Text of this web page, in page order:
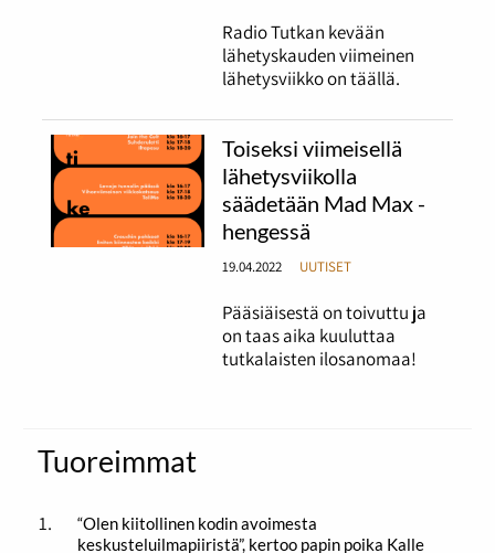
Radio Tutkan kevään
lähetyskauden viimeinen
lähetysviikko on täällä.
Toiseksi viimeisellä
lähetysviikolla
säädetään Mad Max -
hengessä
19.04.2022 UUTISET
Pääsiäisestä on toivuttu ja
on taas aika kuuluttaa
tutkalaisten ilosanomaa!
Tuoreimmat
“Olen kiitollinen kodin avoimesta
keskusteluilmapiiristä”, kertoo papin poika Kalle